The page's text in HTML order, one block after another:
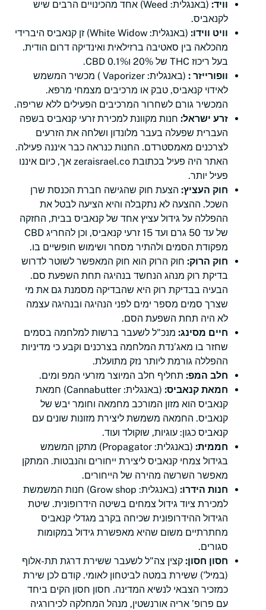
וויד:
(באנגלית: Weed) אחד מהכינויים הרבים שיש
לקנאביס.
וויט ווידו:
(באנגלית: White Widow) זן קנאביס היברידי
מהכלאה בין סאטיבה ברזילאית ואינדיקה דרום הודית.
בעל ריכוז THC של 20% ו0.1% CBD.
וופורייזר :
(באנגלית: Vaporizer ) מכשיר המשמש
לאידוי קנאביס, טבק או מרכיבים מצמחי מרפא.
המכשיר גורם לשחרור המרכיבים הפעילים ללא שריפה.
זרע ישראל: חנות מקוונת למכירת זרעי קנאביס בשפה
העברית שפעלה בעבר מלונדון ושלחה את הזרעים
לצרכנים מאמסטרדם. החנות כנראה כבר איננה פעילה.
האתר היה פעיל בכתובת zeraisrael.co אך, כיום איננו
פעיל יותר.
חוק העציץ: הצעת חוק שהגישה חברת הכנסת שרן
השכל. ההצעה לא נתקבלה והיא הציעה לבטל את
ההפללה על גידול עציץ אחד של קנאביס בבית, החזקה
של עד 50 גרם ועד 15 זרעי קנאביס, וכן להחריג CBD
מפקודת הסמים ולהתיר מסחר ושימוש חופשיים בו.
חוק הרוק: חוק הרוק הוא חוק המאפשר לשוטר לדרוש
בדיקת רוק מנהג הנחשד בנהיגה תחת השפעת סם.
הבעיה בבדיקת רוק היא שהבדיקה מסמנת גם את מי
שצרך סמים מספר ימים לפני הנהיגה ובנהיגה עצמה
לא היה תחת השפעת הסם.
חיים מסינג: מנכ"ל לשעבר ברשות למלחמה בסמים
שחזר בו מאג’נדת המלחמה בצרכנים וקבע כי מדיניות
ההפללה גורמת ליותר נזק מתועלת.
חלב המפ: תחליף חלב המיוצר מזרעי המפ ומים.
חמאת קנאביס:
(באנגלית: Cannabutter) חמאת
קנאביס הוא מזון המורכב מחמאה וחומר יבש של
קנאביס. החמאה משמשת ליצירת מזונות שונים עם
קנאביס כגון: עוגיות, שוקולד ועוד.
חממית:
(באנגלית: Propagator) מתקן המשמש
בגידול צמחי קנאביס ליצירת ייחורים והנבטות. המתקן
מאפשר השרשה מהירה של הייחורים.
חנות הידרו:
(באנגלית: Grow shop) חנות המשמשת
למכירת ציוד גידול צמחים בשיטה הידרופונית. שיטת
הגידול ההידרופונית שכיחה בקרב מגדלי קנאביס
מחתרתיים משום שהיא מאפשרת גידול במקומות
סגורים.
חסון חסון: קצין צה"ל לשעבר ששירת דרגת תת-אלוף
(במיל') ששירת במטה לביטחון לאומי. קודם לכן שירת
כמזכיר הצבאי לנשיא המדינה. חסון חסון הקים ביחד
עם פרופ’ אריה אורנשטין, מנהל המחלקה לכירורגיה